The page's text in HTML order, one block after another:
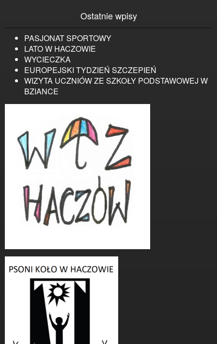
Ostatnie wpisy
PASJONAT SPORTOWY
LATO W HACZOWIE
WYCIECZKA
EUROPEJSKI TYDZIEŃ SZCZEPIEŃ
WIZYTA UCZNIÓW ZE SZKOŁY PODSTAWOWEJ W
BZIANCE